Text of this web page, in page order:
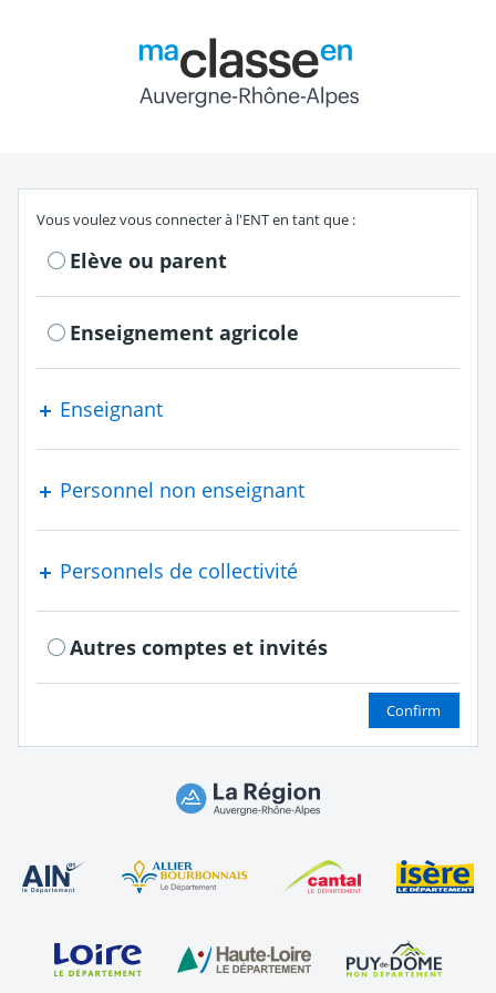
S'authentifier en tant que
Vous voulez vous connecter à l'ENT en tant que :
Elève ou parent
Enseignement agricole
Enseignant
Personnel non enseignant
Personnels de collectivité
Autres comptes et invités